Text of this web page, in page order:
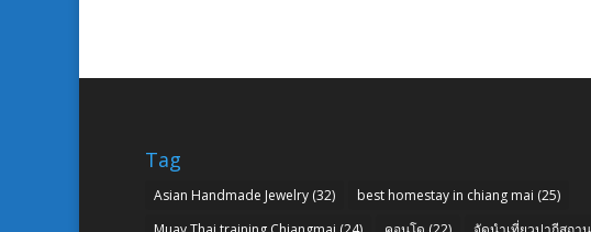
Tag
Asian Handmade Jewelry (32) best homestay in chiang mai (25)